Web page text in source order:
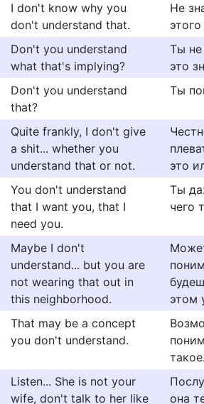
I don't know why you
don't understand that.
Не
Don't you understand
what that's implying?
Ты не
это
Don't you understand
that?
Ты
Quite frankly, I don't give
a shit... whether you
understand that or not.
это
You don't understand
that I want you, that I
need you.
Ты
чего
Maybe I don't
understand... but you are
not wearing that out in
this neighborhood.
этом
That may be a concept
you don't understand.
такое.
Listen... She is not your
wife, don't talk to her like
она